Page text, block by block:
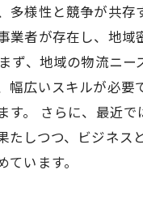
多様性と競争が共
業者が存在し、地
ず、地域の物流ニ
幅広いスキルが必
す。 さらに、最近
たしつつ、ビジネ
います。